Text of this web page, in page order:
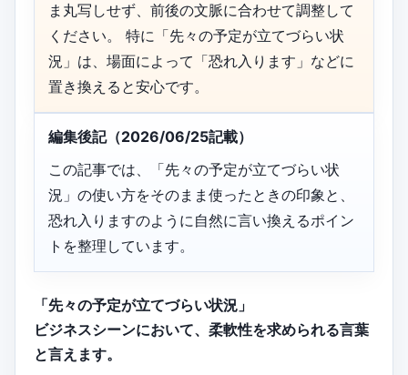
ま丸写しせず、前後の文脈に合わせて調整して
ください。 特に「先々の予定が立てづらい状
況」は、場面によって「恐れ入ります」などに
置き換えると安心です。
編集後記（2026/06/25記載）
この記事では、「先々の予定が立てづらい状
況」の使い方をそのまま使ったときの印象と、
恐れ入りますのように自然に言い換えるポイン
トを整理しています。
「先々の予定が立てづらい状況」
ビジネスシーンにおいて、柔軟性を求められる言葉
と言えます。